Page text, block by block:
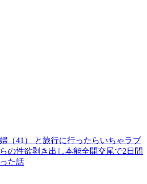
（41） と旅行に行ったらいちゃラブ
の性欲剥き出し本能全開交尾で2日間
た話